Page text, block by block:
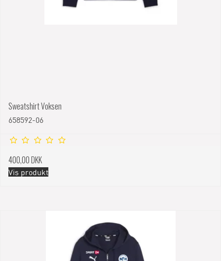
Sweatshirt Voksen
658592-06
400,00 DKK
Vis produkt